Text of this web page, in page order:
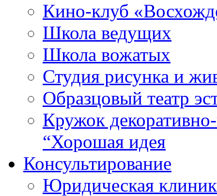
Кино-клуб
Школа ведущих
Школа вожатых
Студия рисунка и
Образцовый театр
Кружок
“Хорошая идея
Консультирование
Юридическая